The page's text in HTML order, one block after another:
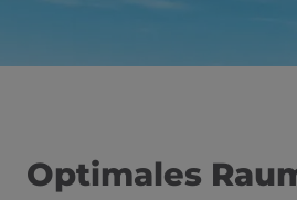
Optimales
und schließen